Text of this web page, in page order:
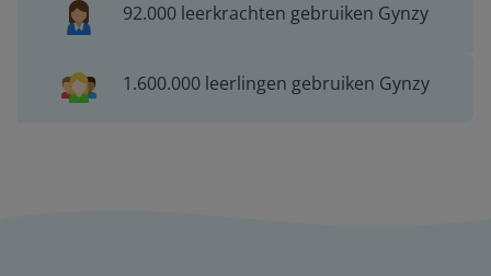
92.000 leerkrachten gebruiken Gynzy
1.600.000 leerlingen gebruiken Gynzy